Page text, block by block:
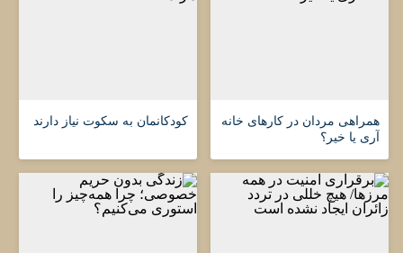
همراهی مردان در کارهای خانه
آری یا خیر؟
کودکانمان به سکوت نیاز دارند